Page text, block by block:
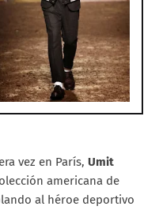
vez en París, Umit
americana de
al héroe deportivo